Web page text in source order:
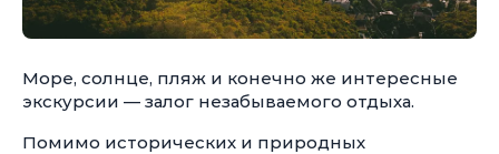
Море, солнце, пляж и конечно же интересные
экскурсии — залог незабываемого отдыха.
Помимо исторических и природных